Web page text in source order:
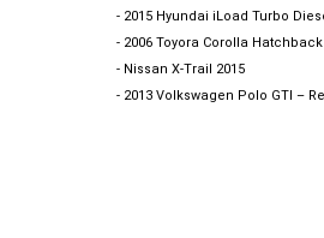
- 2006 Toyora Corolla Hatchback
- Nissan X-Trail 2015